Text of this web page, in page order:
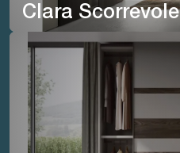
Clara Scorrevole